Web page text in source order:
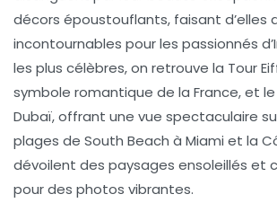
décors époustouflants, faisant d’elles
incontournables pour les passionnés d’
les plus célèbres, on retrouve la Tour
symbole romantique de la France, et le
Dubaï, offrant une vue spectaculaire
plages de South Beach à Miami et la
dévoilent des paysages ensoleillés et
pour des photos vibrantes.